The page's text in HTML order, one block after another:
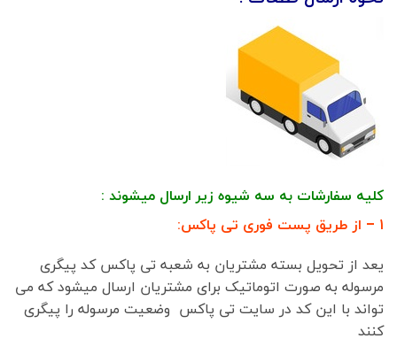
کلیه سفارشات به سه شیوه زیر ارسال میشوند :
1 – از طریق پست فوری تی پاکس:
یعد از تحویل بسته مشتریان به شعبه تی پاکس کد پیگری
مرسوله به صورت اتوماتیک برای مشتریان ارسال میشود که می
تواند با این کد در سایت تی پاکس وضعیت مرسوله را پیگری
کنند